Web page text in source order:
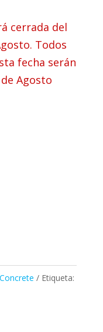
cerrada del
Todos
fecha serán
Agosto
Etiqueta: